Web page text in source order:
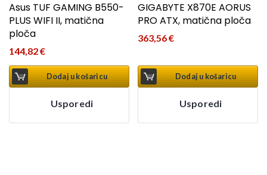
Asus TUF GAMING B550-
PLUS WIFI II, matična
ploča
144,82€
Dodaj u košaricu
Usporedi
GIGABYTE X870E AORUS
PRO ATX, matična ploča
363,56€
Dodaj u košaricu
Usporedi